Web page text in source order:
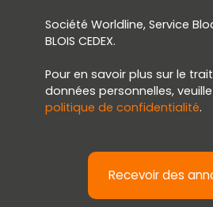
Société Worldline, Service
BLOIS CEDEX.
Pour en savoir plus sur le
données personnelles,
politique de confidentialité.
Recevoir des